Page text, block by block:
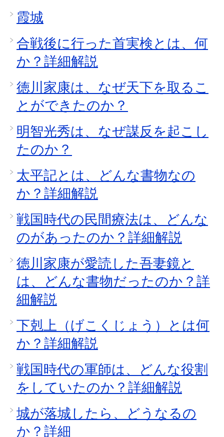
霞城
合戦後に行った首実検とは、何
か？詳細解説
徳川家康は、なぜ天下を取るこ
とができたのか？
明智光秀は、なぜ謀反を起こし
たのか？
太平記とは、どんな書物なの
か？詳細解説
戦国時代の民間療法は、どんな
のがあったのか？詳細解説
徳川家康が愛読した吾妻鏡と
は、どんな書物だったのか？詳
細解説
下剋上（げこくじょう）とは何
か？詳細解説
戦国時代の軍師は、どんな役割
をしていたのか？詳細解説
城が落城したら、どうなるの
か？詳細